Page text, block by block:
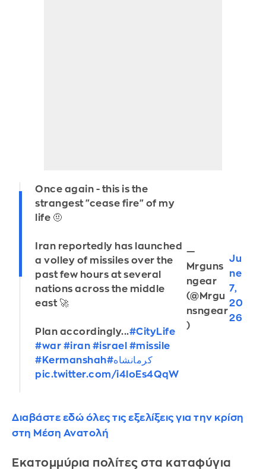
Once again - this is the
strangest "cease fire" of my
life 🤨
Iran reportedly has launched
a volley of missiles over the
past few hours at several
nations across the middle
east 🚀
Plan accordingly...#CityLife
#war #iran #israel #missile
#Kermanshah
#کرمانشاه
pic.twitter.com/i4loEs4QqW
—
Mrguns
ngear
(@Mrgu
nsngear
)
Ju
ne
7,
20
26
Διαβάστε εδώ όλες τις εξελίξεις για την κρίση
στη Μέση Ανατολή
Εκατομμύρια πολίτες στα καταφύγια